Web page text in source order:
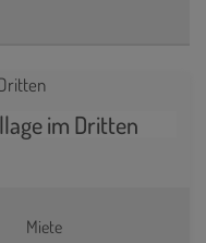
im Dritten
Miete